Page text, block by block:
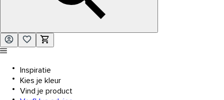
Inspiratie
Kies je kleur
Vind je product